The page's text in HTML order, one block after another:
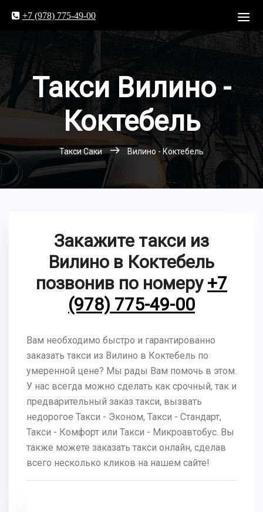
+7 (978) 775-49-00
Такси Вилино -
Коктебель
Такси Саки Вилино - Коктебель
Закажите такси из
Вилино в Коктебель
позвонив по номеру +7
(978) 775-49-00
Вам необходимо быстро и гарантированно
заказать такси из Вилино в Коктебель по
умеренной цене? Мы рады Вам помочь в этом.
У нас всегда можно сделать как срочный, так и
предварительный заказ такси, вызвать
недорогое Такси - Эконом, Такси - Стандарт,
Такси - Комфорт или Такси - Микроавтобус. Вы
также можете заказать такси онлайн, сделав
всего несколько кликов на нашем сайте!